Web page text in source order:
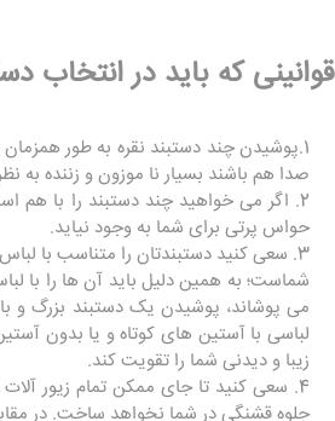
قوانینی که باید در انتخاب
1.پوشیدن چند دستبند نقره به طور
صدا هم باشند بسیار نا موزون و زننده
2. اگر می خواهید چند دستبند را با هم
حواس پرتی برای شما به وجود نیاید.
3. سعی کنید دستبندتان را متناسب با
شماست؛ به همین دلیل باید آن ها را با
می پوشاند، پوشیدن یک دستبند بزرگ و
لباسی با آستین های کوتاه و یا بدون
زیبا و دیدنی شما را تقویت کند.
4. سعی کنید تا جای ممکن تمام زیور
جلوه قشنگی در شما نخواهد ساخت. در